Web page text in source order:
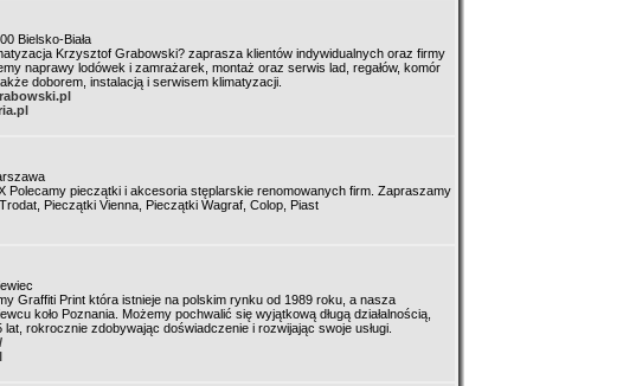
Bielsko-Biała
Krzysztof Grabowski? zaprasza klientów indywidualnych oraz firmy
naprawy lodówek i zamrażarek, montaż oraz serwis lad, regałów, komór
doborem, instalacją i serwisem klimatyzacji.
Polecamy pieczątki i akcesoria stęplarskie renomowanych firm. Zapraszamy
Pieczątki Vienna, Pieczątki Wagraf, Colop, Piast
Graffiti Print która istnieje na polskim rynku od 1989 roku, a nasza
koło Poznania. Możemy pochwalić się wyjątkową długą działalnością,
lat, rokrocznie zdobywając doświadczenie i rozwijając swoje usługi.